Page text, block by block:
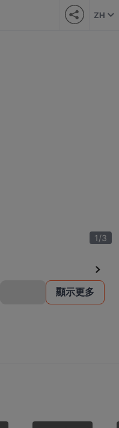
ZH
1/3
顯示更多